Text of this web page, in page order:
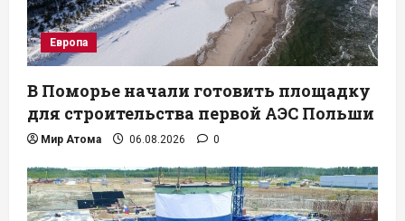
Европа
В Поморье начали готовить площадку
для строительства первой АЭС Польши
Мир Атома 06.08.2026 0